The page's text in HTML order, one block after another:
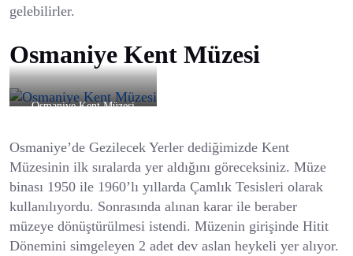
gelebilirler.
Osmaniye Kent Müzesi
Osmaniye Kent Müzesi
Osmaniye’de Gezilecek Yerler dediğimizde Kent
Müzesinin ilk sıralarda yer aldığını göreceksiniz. Müze
binası 1950 ile 1960’lı yıllarda Çamlık Tesisleri olarak
kullanılıyordu. Sonrasında alınan karar ile beraber
müzeye dönüştürülmesi istendi. Müzenin girişinde Hitit
Dönemini simgeleyen 2 adet dev aslan heykeli yer alıyor.